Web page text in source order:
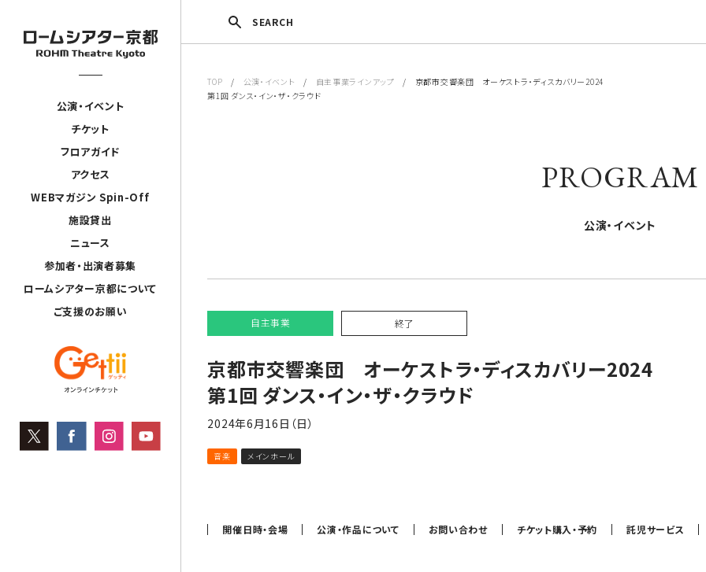
公演・イベント
チケット
フロアガイド
アクセス
WEBマガジン Spin-Off
施設貸出
ニュース
参加者・出演者募集
ロームシアター京都について
ご支援のお願い
SEARCH
TOP / 公演・イベント / 自主事業ラインアップ / 京都市交響楽団 オーケストラ・ディスカバリー2024
第1回 ダンス・イン・ザ・クラウド
PROGRAM
公演・イベント
自主事業 終了
京都市交響楽団 オーケストラ・ディスカバリー2024
第1回 ダンス・イン・ザ・クラウド
2024年6月16日（日）
音楽 メインホール
開催日時・会場 公演・作品について お問い合わせ チケット購入・予約 託児サービス